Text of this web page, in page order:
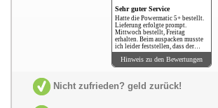
Sehr guter Service
Hatte die Powermatic 5+ bestellt.
Lieferung erfolgte prompt.
Mittwoch bestellt, Freitag
erhalten. Beim auspacken musste
ich leider feststellen, dass der
erwähnte "Hülsengreifer" nicht
dabei war. E-Mail geschickt,
umgehend Antwort erhalten und
Hülsengreifer + zusätzlich ein
Zigarettenetui und 2 Feuerzeuge,
Hinweis zu den Bewertungen
Nicht zufrieden? geld zurück!